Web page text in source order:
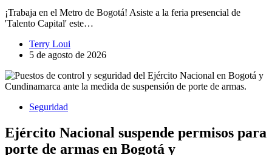
¡Trabaja en el Metro de Bogotá! Asiste a la feria presencial de
'Talento Capital' este…
Terry Loui
5 de agosto de 2026
Seguridad
Ejército Nacional suspende permisos para
porte de armas en Bogotá y